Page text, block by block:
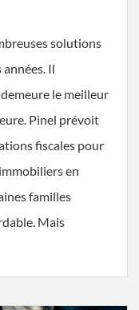
solutions
Il
le meilleur
Pinel prévoit
fiscales pour
en
familles
Mais